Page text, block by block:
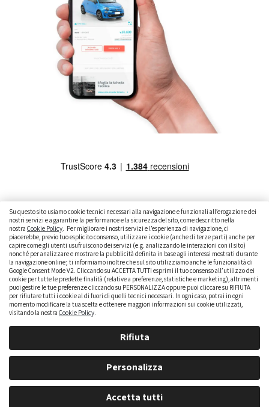
Su questo sito usiamo cookie tecnici necessari alla navigazione e funzionali all’erogazione dei
nostri servizi e a garantire la performance e la sicurezza del sito, come descritto nella
nostra Cookie Policy. Per migliorare i nostri servizi e l’esperienza di navigazione, ci
piacerebbe, previo tuo esplicito consenso, utilizzare i cookie (anche di terze parti) anche per
capire come gli utenti usufruiscono dei servizi (e.g. analizzando le interazioni con il sito)
nonché per analizzare e mostrare la pubblicità definita in base agli interessi mostrati durante
la navigazione online; ti informiamo inoltre che sul sito utilizziamo anche le funzionalità di
Google Consent Mode V2. Cliccando su ACCETTA TUTTI esprimi il tuo consenso all’utilizzo dei
cookie per tutte le predette finalità (relative a preferenze, statistiche e marketing), altrimenti
puoi gestire le tue preferenze cliccando su PERSONALIZZA oppure puoi cliccare su RIFIUTA
per rifiutare tutti i cookie al di fuori di quelli tecnici necessari. In ogni caso, potrai in ogni
momento modificare la tua scelta e ottenere maggiori informazioni sui cookie utilizzati,
visitando la nostra Cookie Policy.
Rifiuta
Personalizza
Accetta tutti
CAMBIARE AUTO
GUIDA ALL’ACQUISTO
GUIDE PRATICHE
CURIOSITÀ
DATI ALLA MANO
DICE LA LEGGE
PARLIAMO DI NOI